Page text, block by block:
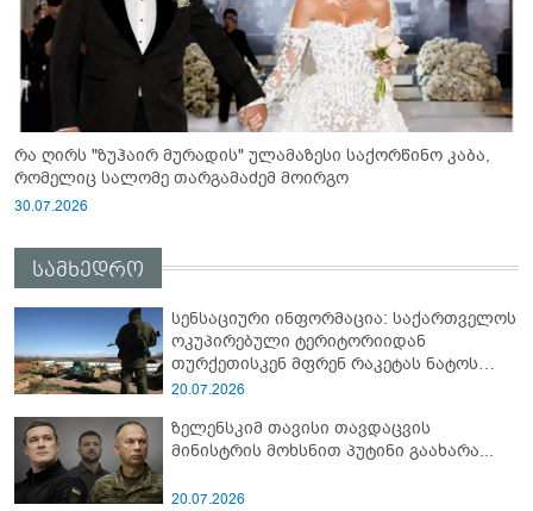
რა ღირს "ზუჰაირ მურადის" ულამაზესი საქორწინო კაბა,
რომელიც სალომე თარგამაძემ მოირგო
30.07.2026
სამხედრო
სენსაციური ინფორმაცია: საქართველოს
ოკუპირებული ტერიტორიიდან
თურქეთისკენ მფრენ რაკეტას ნატოს
სამიტი კინაღამ ჩაუშლია
20.07.2026
ზელენსკიმ თავისი თავდაცვის
მინისტრის მოხსნით პუტინი გაახარა...
20.07.2026